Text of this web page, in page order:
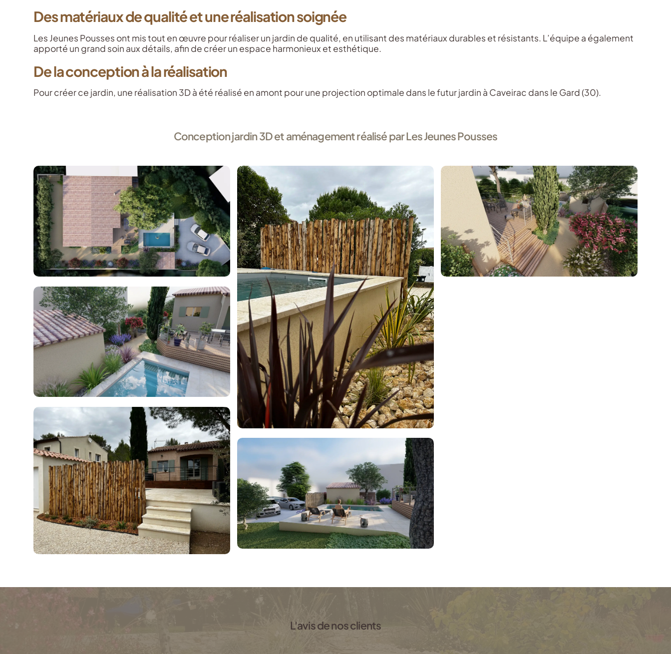
Des matériaux de qualité et une réalisation soignée
Les Jeunes Pousses ont mis tout en œuvre pour réaliser un jardin de qualité, en utilisant des matériaux durables et résistants. L’équipe a également
apporté un grand soin aux détails, afin de créer un espace harmonieux et esthétique.
De la conception à la réalisation
Pour créer ce jardin, une réalisation 3D à été réalisé en amont pour une projection optimale dans le futur jardin à Caveirac dans le Gard (30).
Conception jardin 3D et aménagement réalisé par Les Jeunes Pousses
L'avis de nos clients